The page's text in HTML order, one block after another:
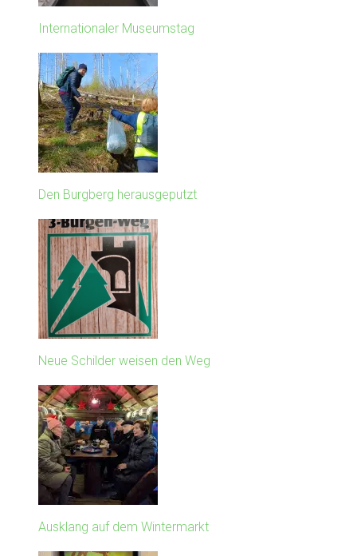
Internationaler Museumstag
Den Burgberg herausgeputzt
Neue Schilder weisen den Weg
Ausklang auf dem Wintermarkt